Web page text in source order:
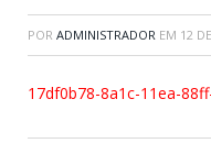
POR ADMINISTRADOR EM 12
17df0b78-8a1c-11ea-